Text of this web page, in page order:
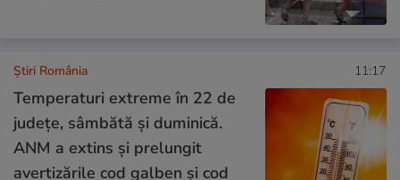
Știri România 11:17
Temperaturi extreme în 22 de
județe, sâmbătă și duminică.
ANM a extins și prelungit
avertizările cod galben și cod